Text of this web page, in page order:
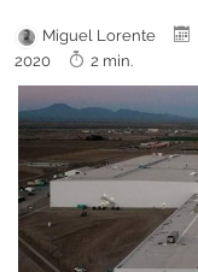
Miguel Lorente
2020
2 min.